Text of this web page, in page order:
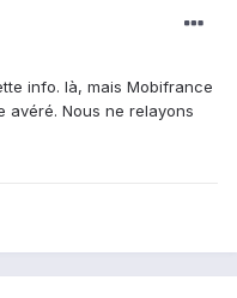
info. là, mais Mobifrance
avéré. Nous ne relayons